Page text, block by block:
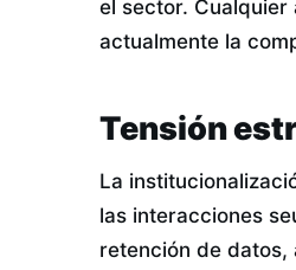
el sector.
actualmente la
Tensión
La
las interacciones
retención de